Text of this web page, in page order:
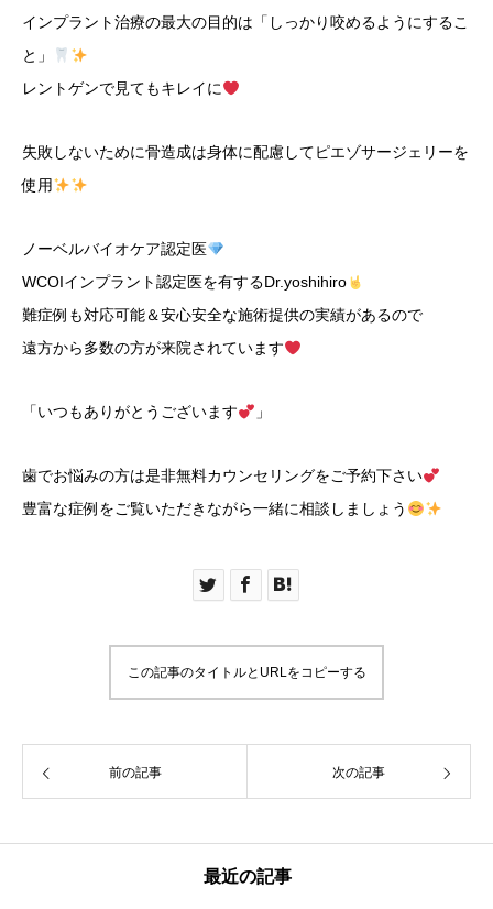
インプラント治療の最大の目的は「しっかり咬めるようにするこ
と」
レントゲンで見てもキレイに
失敗しないために骨造成は身体に配慮してピエゾサージェリーを
使用
ノーベルバイオケア認定医
WCOIインプラント認定医を有するDr.yoshihiro
難症例も対応可能＆安心安全な施術提供の実績があるので
遠方から多数の方が来院されています
「いつもありがとうございます 」
歯でお悩みの方は是非無料カウンセリングをご予約下さい
豊富な症例をご覧いただきながら一緒に相談しましょう
この記事のタイトルとURLをコピーする
前の記事 次の記事
最近の記事